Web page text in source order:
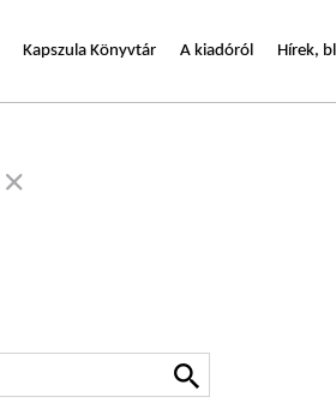
Kapszula Könyvtár A kiadóról Hírek,